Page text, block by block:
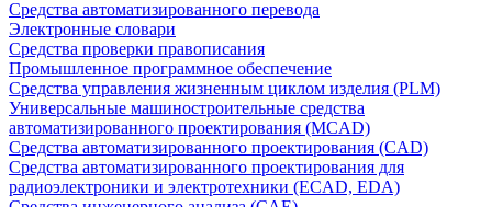
Средства автоматизированного перевода
Электронные словари
Средства проверки правописания
Промышленное программное обеспечение
Средства управления жизненным циклом изделия (PLM)
Универсальные машиностроительные средства
автоматизированного проектирования (MCAD)
Средства автоматизированного проектирования (CAD)
Средства автоматизированного проектирования для
радиоэлектроники и электротехники (ECAD, EDA)